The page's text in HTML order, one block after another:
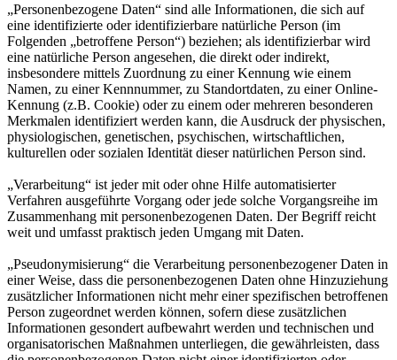
„Personenbezogene Daten“ sind alle Informationen, die sich auf
eine identifizierte oder identifizierbare natürliche Person (im
Folgenden „betroffene Person“) beziehen; als identifizierbar wird
eine natürliche Person angesehen, die direkt oder indirekt,
insbesondere mittels Zuordnung zu einer Kennung wie einem
Namen, zu einer Kennnummer, zu Standortdaten, zu einer Online-
Kennung (z.B. Cookie) oder zu einem oder mehreren besonderen
Merkmalen identifiziert werden kann, die Ausdruck der physischen,
physiologischen, genetischen, psychischen, wirtschaftlichen,
kulturellen oder sozialen Identität dieser natürlichen Person sind.
„Verarbeitung“ ist jeder mit oder ohne Hilfe automatisierter
Verfahren ausgeführte Vorgang oder jede solche Vorgangsreihe im
Zusammenhang mit personenbezogenen Daten. Der Begriff reicht
weit und umfasst praktisch jeden Umgang mit Daten.
„Pseudonymisierung“ die Verarbeitung personenbezogener Daten in
einer Weise, dass die personenbezogenen Daten ohne Hinzuziehung
zusätzlicher Informationen nicht mehr einer spezifischen betroffenen
Person zugeordnet werden können, sofern diese zusätzlichen
Informationen gesondert aufbewahrt werden und technischen und
organisatorischen Maßnahmen unterliegen, die gewährleisten, dass